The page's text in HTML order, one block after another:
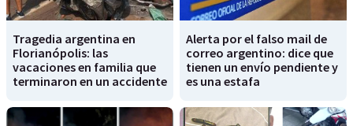
Tragedia argentina en
Florianópolis: las
vacaciones en familia que
terminaron en un accidente
Alerta por el falso mail de
correo argentino: dice que
tienen un envío pendiente y
es una estafa